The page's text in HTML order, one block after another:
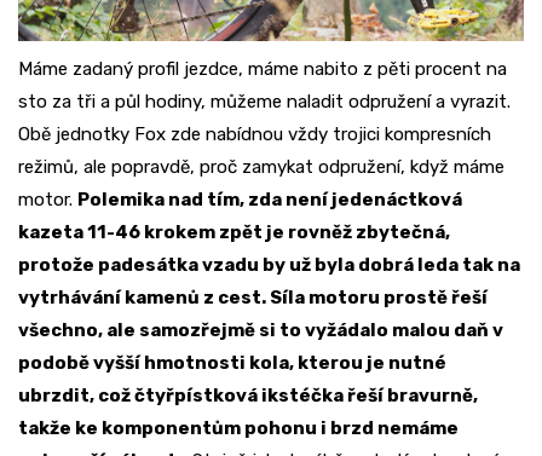
Máme zadaný profil jezdce, máme nabito z pěti procent na
sto za tři a půl hodiny, můžeme naladit odpružení a vyrazit.
Obě jednotky Fox zde nabídnou vždy trojici kompresních
režimů, ale popravdě, proč zamykat odpružení, když máme
motor. Polemika nad tím, zda není jedenáctková
kazeta 11-46 krokem zpět je rovněž zbytečná,
protože padesátka vzadu by už byla dobrá leda tak na
vytrhávání kamenů z cest. Síla motoru prostě řeší
všechno, ale samozřejmě si to vyžádalo malou daň v
podobě vyšší hmotnosti kola, kterou je nutné
ubrzdit, což čtyřpístková ikstéčka řeší bravurně,
takže ke komponentům pohonu i brzd nemáme